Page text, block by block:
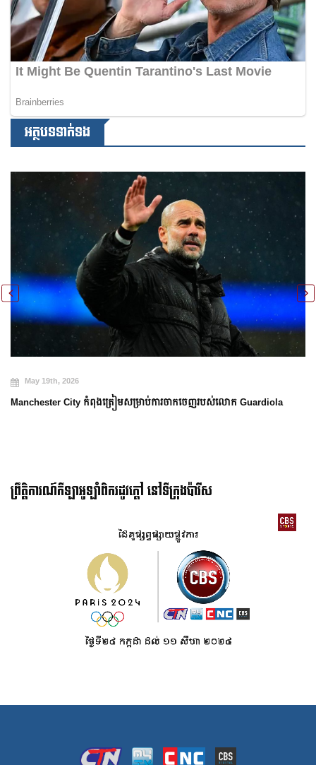
អត្ថបទទាក់ទង
May 19th, 2026
Manchester City កំពុងត្រៀមសម្រាប់ការចាកចេញរបស់លោក Guardiola
ព្រឹត្តិការណ៍កីឡាអូឡាំពិករដូវក្ដៅ នៅទីក្រុងប៉ារីស